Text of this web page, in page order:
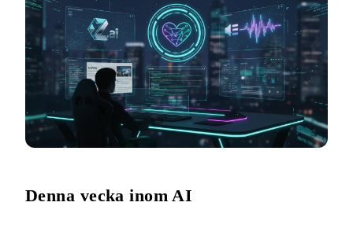
Denna vecka inom AI